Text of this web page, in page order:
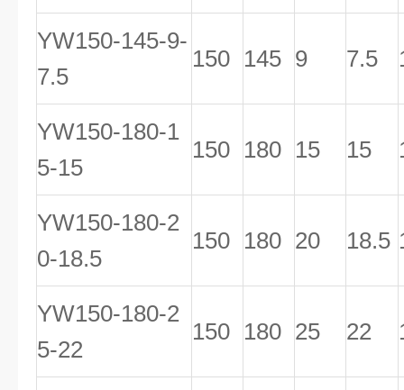
YW150-145-9-
7.5
150 145 9 7.5
YW150-180-1
5-15
150 180 15 15
YW150-180-2
0-18.5
150 180 20 18.5
YW150-180-2
5-22
150 180 25 22